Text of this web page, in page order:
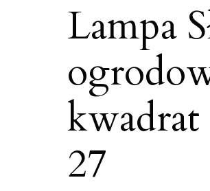
Lampa
27